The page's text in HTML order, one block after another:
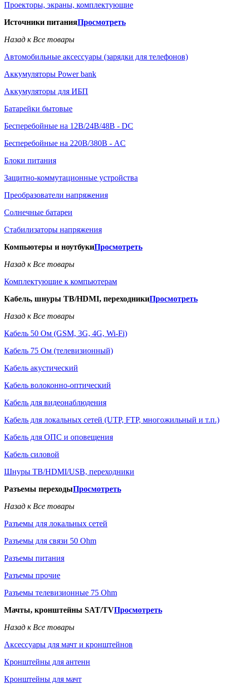
Проекторы, экраны, комплектующие
Источники питанияПросмотреть
Назад к Все товары
Автомобильные аксессуары (зарядки для телефонов)
Аккумуляторы Power bank
Аккумуляторы для ИБП
Батарейки бытовые
Бесперебойные на 12В/24В/48В - DC
Бесперебойные на 220В/380В - AC
Блоки питания
Защитно-коммутационные устройства
Преобразователи напряжения
Солнечные батареи
Стабилизаторы напряжения
Компьютеры и ноутбукиПросмотреть
Назад к Все товары
Комплектующие к компьютерам
Кабель, шнуры ТВ/HDMI, переходникиПросмотреть
Назад к Все товары
Кабель 50 Ом (GSM, 3G, 4G, Wi-Fi)
Кабель 75 Ом (телевизионный)
Кабель акустический
Кабель волоконно-оптический
Кабель для видеонаблюдения
Кабель для локальных сетей (UTP, FTP, многожильный и т.п.)
Кабель для ОПС и оповещения
Кабель силовой
Шнуры ТВ/HDMI/USB, переходники
Разъемы переходыПросмотреть
Назад к Все товары
Разъемы для локальных сетей
Разъемы для связи 50 Ohm
Разъемы питания
Разъемы прочие
Разъемы телевизионные 75 Ohm
Мачты, кронштейны SAT/TVПросмотреть
Назад к Все товары
Аксессуары для мачт и кронштейнов
Кронштейны для антенн
Кронштейны для мачт